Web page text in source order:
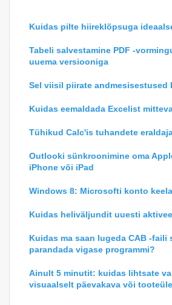
Kuidas pilte hiireklõpsuga
Tabeli salvestamine PDF -
uuema versiooniga
Sel viisil piirate andmesisestused
Kuidas eemaldada Excelist
Tühikud Calc'is tuhandete
Outlooki sünkroonimine oma
iPhone või iPad
Windows 8: Microsofti konto
Kuidas heliväljundit uuesti
Kuidas ma saan lugeda CAB -faili
parandada vigase programmi?
Ainult 5 minutit: kuidas lihtsate
visuaalselt päevakava või